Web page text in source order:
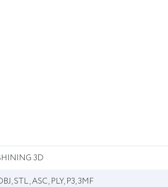
3D
STL, ASC, PLY, P3, 3MF